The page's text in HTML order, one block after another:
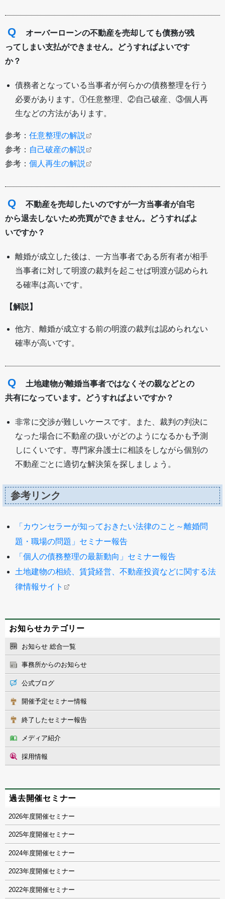
Q
オーバーローンの不動産を売却しても債務が残
ってしまい支払ができません。どうすればよいです
か？
債務者となっている当事者が何らかの債務整理を行う
必要があります。①任意整理、②自己破産、③個人再
生などの方法があります。
参考： 任意整理の解説
参考： 自己破産の解説
参考： 個人再生の解説
Q
不動産を売却したいのですが一方当事者が自宅
から退去しないため売買ができません。どうすればよ
いですか？
離婚が成立した後は、一方当事者である所有者が相手
当事者に対して明渡の裁判を起こせば明渡が認められ
る確率は高いです。
【解説】
他方、離婚が成立する前の明渡の裁判は認められない
確率が高いです。
Q
土地建物が離婚当事者ではなくその親などとの
共有になっています。どうすればよいですか？
非常に交渉が難しいケースです。また、裁判の判決に
なった場合に不動産の扱いがどのようになるかも予測
しにくいです。専門家弁護士に相談をしながら個別の
不動産ごとに適切な解決策を探しましょう。
参考リンク
「カウンセラーが知っておきたい法律のこと～離婚問
題・職場の問題」セミナー報告
「個人の債務整理の最新動向」セミナー報告
土地建物の相続、賃貸経営、不動産投資などに関する法
律情報サイト
お知らせカテゴリー
お知らせ 総合一覧
事務所からのお知らせ
公式ブログ
開催予定セミナー情報
終了したセミナー報告
メディア紹介
採用情報
過去開催セミナー
2026
2025
2024
2023
2022